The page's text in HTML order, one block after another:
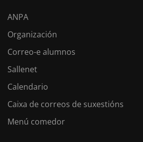
ANPA
Organización
Correo-e alumnos
Sallenet
Calendario
Caixa de correos de suxestións
Menú comedor